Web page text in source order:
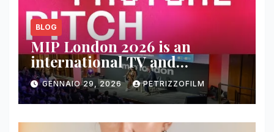
BLOG
MIP London 2026 is an
international TV and
streaming content market
GENNAIO 29, 2026 PETRIZZOFILM